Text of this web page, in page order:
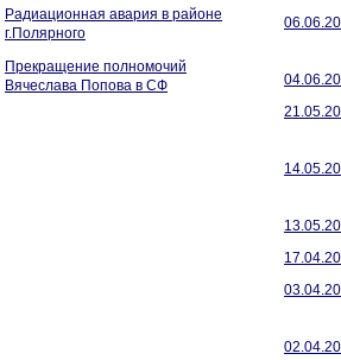
Радиационная авария в районе
г.Полярного
Прекращение полномочий
Вячеслава Попова в СФ